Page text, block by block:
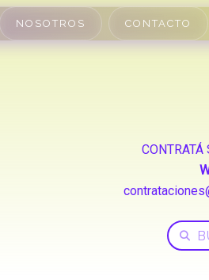
NOSOTROS CONTACTO
CONTRATÁ